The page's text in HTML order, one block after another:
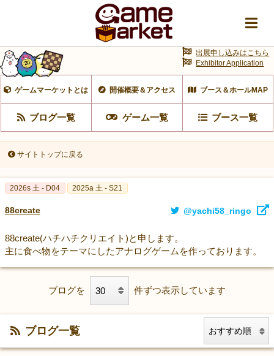
ゲームマーケットとは 開催概要＆アクセス ブース＆ホールMAP
ブログ一覧 ゲーム一覧 ブース一覧
出展申し込みはこちら
Exhibitor Application
サイトトップに戻る
2026s 土 - D04 2025a 土 - S21
88create @yachi58_ringo
88create(ハチハチクリエイト)と申します。
主に食べ物をテーマにしたアナログゲームを作っております。
ブログを 件ずつ表示しています
ブログ一覧